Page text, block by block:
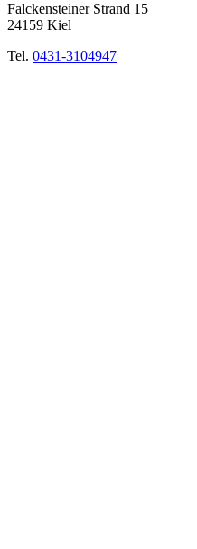
Falckensteiner Strand 15
24159 Kiel
Tel. 0431-3104947